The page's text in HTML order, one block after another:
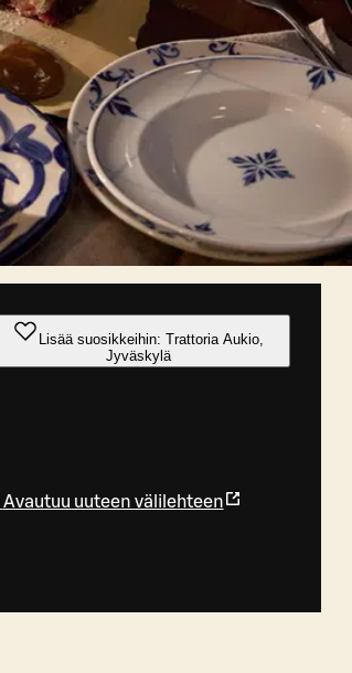
Lisää suosikkeihin: Trattoria Aukio,
Jyväskylä
Avautuu uuteen välilehteen